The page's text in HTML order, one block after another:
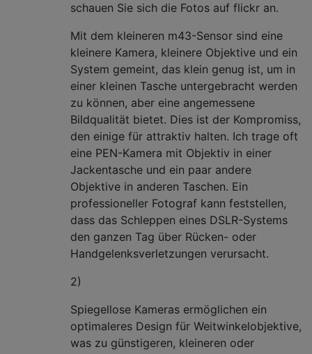
schauen Sie sich die Fotos auf flickr an.
Mit dem kleineren m43-Sensor sind eine
kleinere Kamera, kleinere Objektive und ein
System gemeint, das klein genug ist, um in
einer kleinen Tasche untergebracht werden
zu können, aber eine angemessene
Bildqualität bietet. Dies ist der Kompromiss,
den einige für attraktiv halten. Ich trage oft
eine PEN-Kamera mit Objektiv in einer
Jackentasche und ein paar andere
Objektive in anderen Taschen. Ein
professioneller Fotograf kann feststellen,
dass das Schleppen eines DSLR-Systems
den ganzen Tag über Rücken- oder
Handgelenksverletzungen verursacht.
2)
Spiegellose Kameras ermöglichen ein
optimaleres Design für Weitwinkelobjektive,
was zu günstigeren, kleineren oder